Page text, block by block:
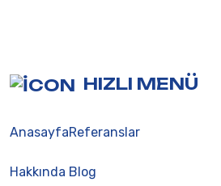
HIZLI MENÜ
Anasayfa
Hakkında
Referanslar
Blog